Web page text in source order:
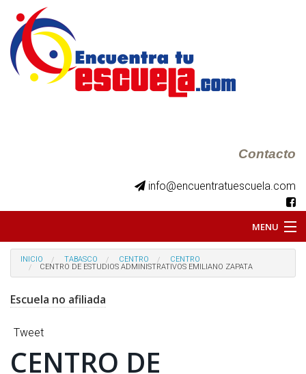
Contacto
info@encuentratuescuela.com
MENU
INICIO
INICIO TABASCO CENTRO
CENTRO
CENTRO DE ESTUDIOS ADMINISTRATIVOS EMILIANO ZAPATA
Escuela no afiliada
Tweet
CENTRO DE